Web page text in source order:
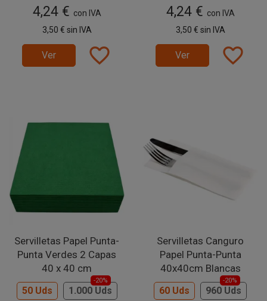
4,24 € con IVA
3,50 € sin IVA
Ver favorite_border
4,24 € con IVA
3,50 € sin IVA
Ver favorite_border
Servilletas Papel Punta-
Punta Verdes 2 Capas
40 x 40 cm
50 Uds 1.000 Uds
-20%
Servilletas Canguro
Papel Punta-Punta
40x40cm Blancas
60 Uds 960 Uds
-20%